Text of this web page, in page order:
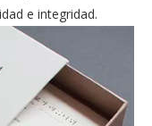
e integridad.